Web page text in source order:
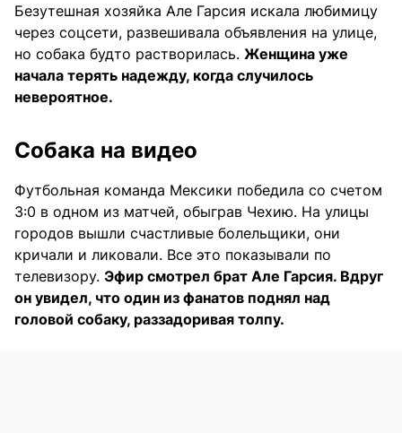
Безутешная хозяйка Але Гарсия искала любимицу
через соцсети, развешивала объявления на улице,
но собака будто растворилась. Женщина уже
начала терять надежду, когда случилось
невероятное.
Собака на видео
Футбольная команда Мексики победила со счетом
3:0 в одном из матчей, обыграв Чехию. На улицы
городов вышли счастливые болельщики, они
кричали и ликовали. Все это показывали по
телевизору. Эфир смотрел брат Але Гарсия. Вдруг
он увидел, что один из фанатов поднял над
головой собаку, раззадоривая толпу.